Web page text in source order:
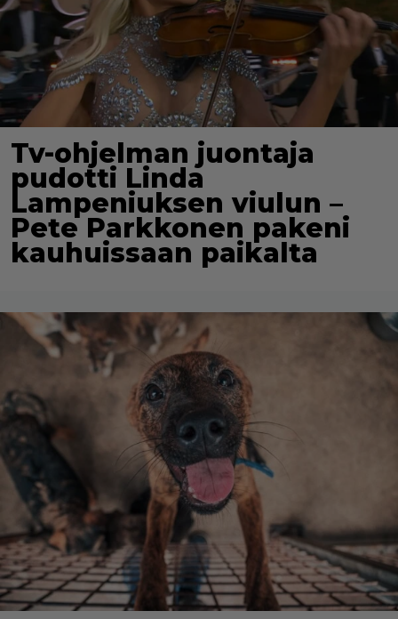
Tv-ohjelman juontaja
pudotti Linda
Lampeniuksen viulun –
Pete Parkkonen pakeni
kauhuissaan paikalta